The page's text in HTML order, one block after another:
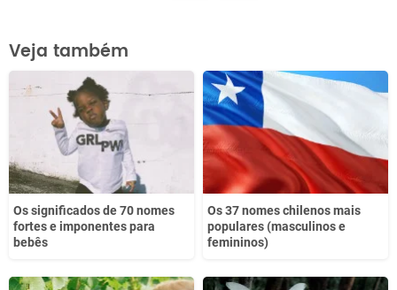
Este conteúdo contém informação incorreta
Este conteúdo não tem a informação que procuro
Outro
Veja também
Os significados de 70 nomes
fortes e imponentes para
bebês
Os 37 nomes chilenos mais
populares (masculinos e
femininos)